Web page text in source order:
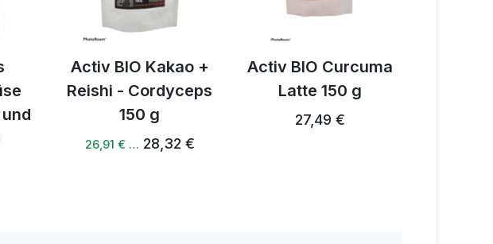
+
Activ BIO Curcuma
Latte 150 g
27,49 €
Activ 3 Mix
Pilzgewürz 150 g
28,24 € …28,82 €